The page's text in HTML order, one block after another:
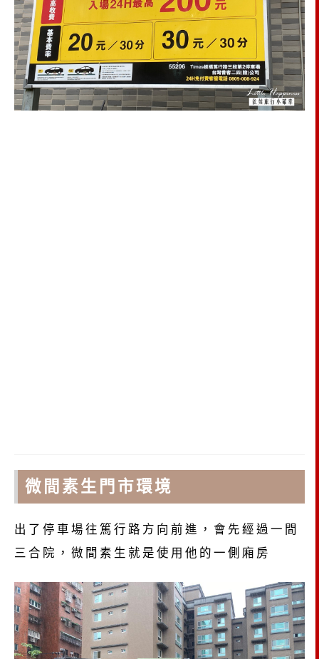
微間素生門市環境
出了停車場往篤行路方向前進，會先經過一間
三合院，微間素生就是使用他的一側廂房